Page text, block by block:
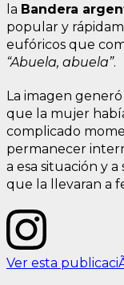
la Bandera
popular y
eufóricos que
“Abuela, abuela”.
La imagen
que la mujer
complicado
permanecer
a esa situación y
que la llevaran a
Ver esta